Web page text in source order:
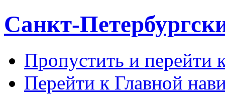
Санкт-
Пропустить и перейти
Перейти к Главной